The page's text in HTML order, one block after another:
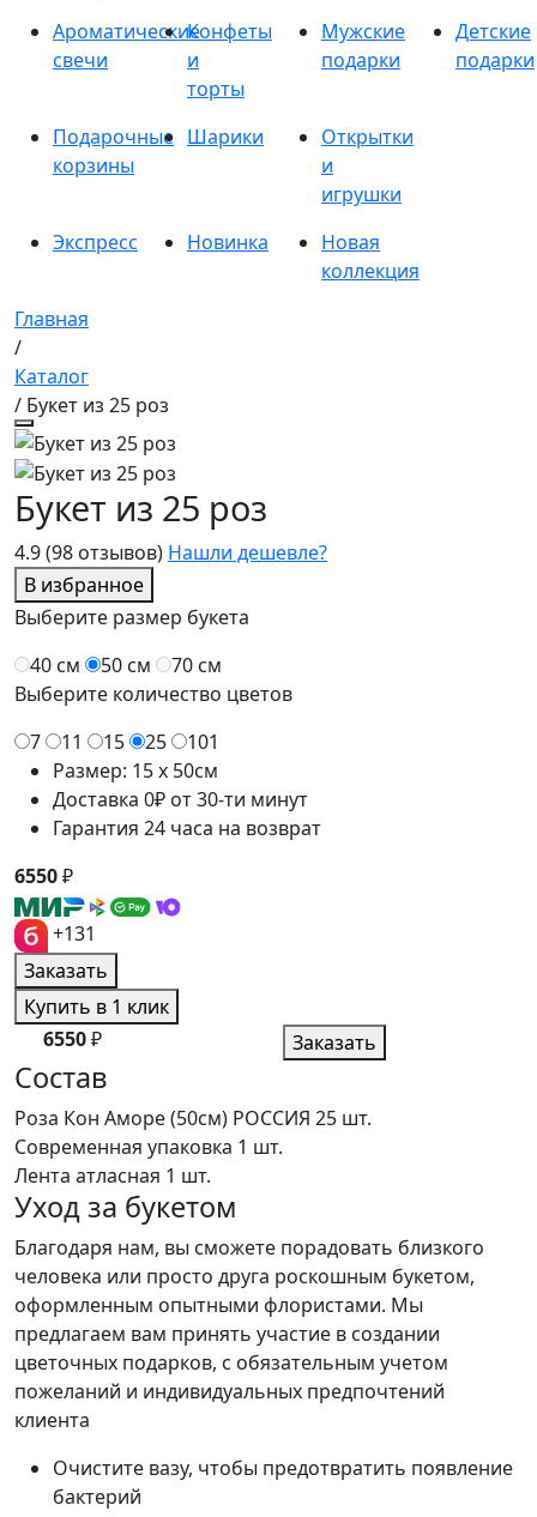
Ароматические
свечи
Конфеты
и
торты
Мужские
подарки
Детские
подарки
Подарочные
корзины
Шарики
Открытки
и
игрушки
Экспресс
Новинка
Новая
коллекция
Главная
/
Каталог
/ Букет из 25 роз
4.9(98 отзывов) Нашли дешевле?
В избранное
Букет из 25 роз
Выберите размер букета
40 см
50 см
70 см
Выберите количество цветов
7
11 15 25
101
Размер: 15 x 50см
Доставка 0₽ от 30-ти минут
Гарантия 24 часа на возврат
6550₽
+131
Заказать
Купить в 1 клик
6550₽ Заказать
Состав
Роза Кон Аморе (50см) РОССИЯ 25 шт.
Современная упаковка 1 шт.
Лента атласная 1 шт.
Уход за букетом
Благодаря нам, вы сможете порадовать близкого
человека или просто друга роскошным букетом,
оформленным опытными флористами. Мы
предлагаем вам принять участие в создании
цветочных подарков, с обязательным учетом
пожеланий и индивидуальных предпочтений
клиента
Очистите вазу, чтобы предотвратить появление
бактерий